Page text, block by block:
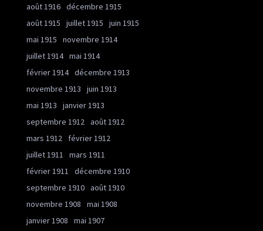
août 1916 décembre 1915
août 1915
juillet 1915
juin 1915
mai 1915
novembre 1914
juillet 1914 mai 1914
février 1914 décembre 1913
novembre 1913
juin 1913
mai 1913
janvier 1913
septembre 1912 août 1912
mars 1912
février 1912
juillet 1911
mars 1911
février 1911
décembre 1910
septembre 1910 août 1910
novembre 1908
mai 1908
janvier 1908
mai 1907